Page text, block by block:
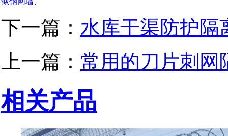
下一篇： 水库干渠防护隔
上一篇： 常用的刀片刺网
相关产品